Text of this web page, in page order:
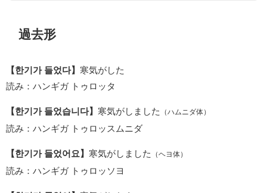
過去形
【한기가 들었다】 寒気がした
読み：ハンギガ トゥロッタ
【한기가 들었습니다】 寒気がしました （ハムニダ体）
読み：ハンギガ トゥロッスムニダ
【한기가 들었어요】 寒気がしました （ヘヨ体）
読み：ハンギガ トゥロッソヨ